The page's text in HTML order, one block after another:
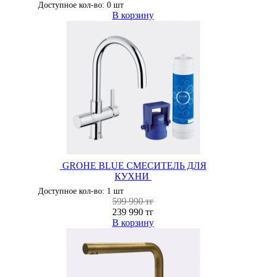
Доступное кол-во: 0 шт
В корзину
GROHE BLUE СМЕСИТЕЛЬ ДЛЯ
КУХНИ
Доступное кол-во: 1 шт
599 990 тг
239 990 тг
В корзину